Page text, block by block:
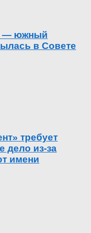
— южный
в Совете
требует
дело из-за
имени